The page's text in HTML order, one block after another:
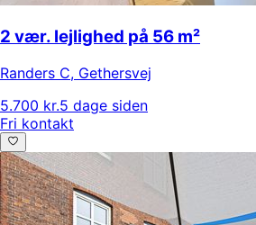
2 vær. lejlighed på 56 m²
Randers C, Gethersvej
5.700 kr.5 dage siden
Fri kontakt